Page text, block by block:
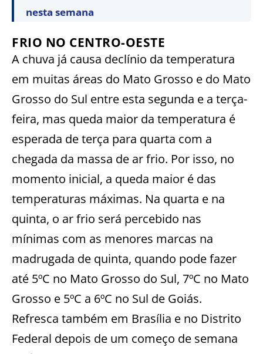
nesta semana
FRIO NO CENTRO-OESTE
A chuva já causa declínio da temperatura
em muitas áreas do Mato Grosso e do Mato
Grosso do Sul entre esta segunda e a terça-
feira, mas queda maior da temperatura é
esperada de terça para quarta com a
chegada da massa de ar frio. Por isso, no
momento inicial, a queda maior é das
temperaturas máximas. Na quarta e na
quinta, o ar frio será percebido nas
mínimas com as menores marcas na
madrugada de quinta, quando pode fazer
até 5ºC no Mato Grosso do Sul, 7ºC no Mato
Grosso e 5ºC a 6ºC no Sul de Goiás.
Refresca também em Brasília e no Distrito
Federal depois de um começo de semana